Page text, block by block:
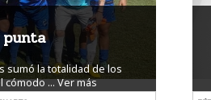
sumó la totalidad de los
cómodo ...Ver más